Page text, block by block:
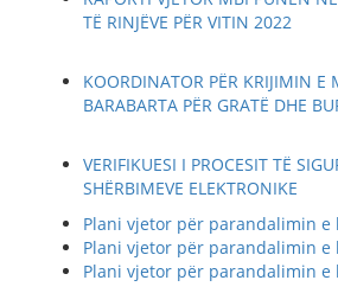
TË RINJËVE PËR VITIN 2022
KOORDINATOR PËR KRIJIMIN E
BARABARTA PËR GRATË DHE
VERIFIKUESI I PROCESIT TË
SHËRBIMEVE ELEKTRONIKE
Plani vjetor për parandalimin e
Plani vjetor për parandalimin e
Plani vjetor për parandalimin e